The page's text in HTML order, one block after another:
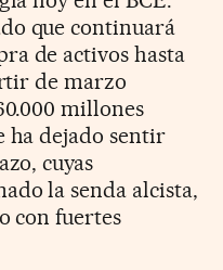
que continuará
de activos hasta
de marzo
millones
ha dejado sentir
cuyas
la senda alcista,
con fuertes